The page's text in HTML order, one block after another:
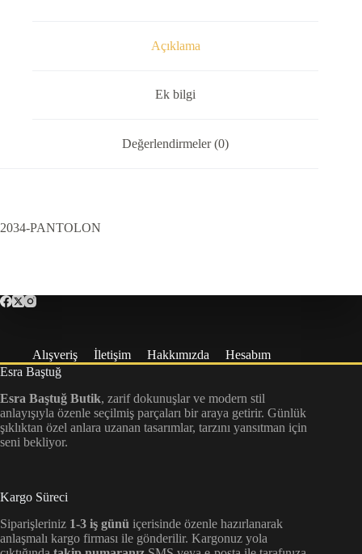
Açıklama
Ek bilgi
Değerlendirmeler (0)
2034-PANTOLON
Alışveriş İletişim Hakkımızda
Hesabım
Esra Baştuğ
Esra Baştuğ Butik, zarif dokunuşlar ve modern stil
anlayışıyla özenle seçilmiş parçaları bir araya getirir. Günlük
şıklıktan özel anlara uzanan tasarımlar, tarzını yansıtman için
seni bekliyor.
Kargo Süreci
Siparişleriniz 1-3 iş günü içerisinde özenle hazırlanarak
anlaşmalı kargo firması ile gönderilir. Kargonuz yola